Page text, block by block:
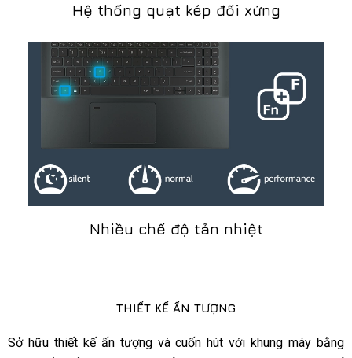
Hệ thống quạt kép đối xứng
Nhiều chế độ tản nhiệt
THIẾT KẾ ẤN TƯỢNG
Sở hữu thiết kế ấn tượng và cuốn hút với khung máy bằng